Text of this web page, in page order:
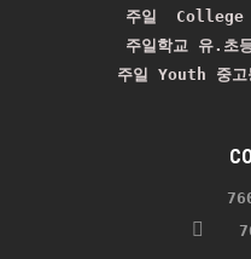
주일  College
주일학교 유.초
주일 Youth 중
760-